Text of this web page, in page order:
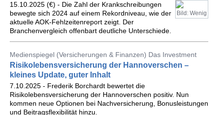
Bild: Wenig
15.10.2025 (€) - Die Zahl der Krankschreibungen
bewegte sich 2024 auf einem Rekordniveau, wie der
aktuelle AOK-Fehlzeitenreport zeigt. Der
Branchenvergleich offenbart deutliche Unterschiede.
Medienspiegel (Versicherungen & Finanzen) Das Investment
Risikolebensversicherung der Hannoverschen –
kleines Update, guter Inhalt
7.10.2025 - Frederik Borchardt bewertet die
Risikolebensversicherung der Hannoverschen positiv. Nun
kommen neue Optionen bei Nachversicherung, Bonusleistungen
und Beitragsflexibilität hinzu.